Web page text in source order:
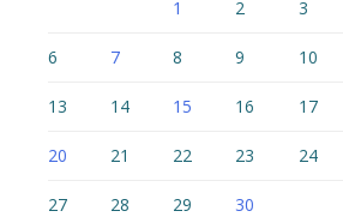
1
2 3
6 7 8 9 10
13 14 15 16 17
20 21 22 23 24
27 28 29 30